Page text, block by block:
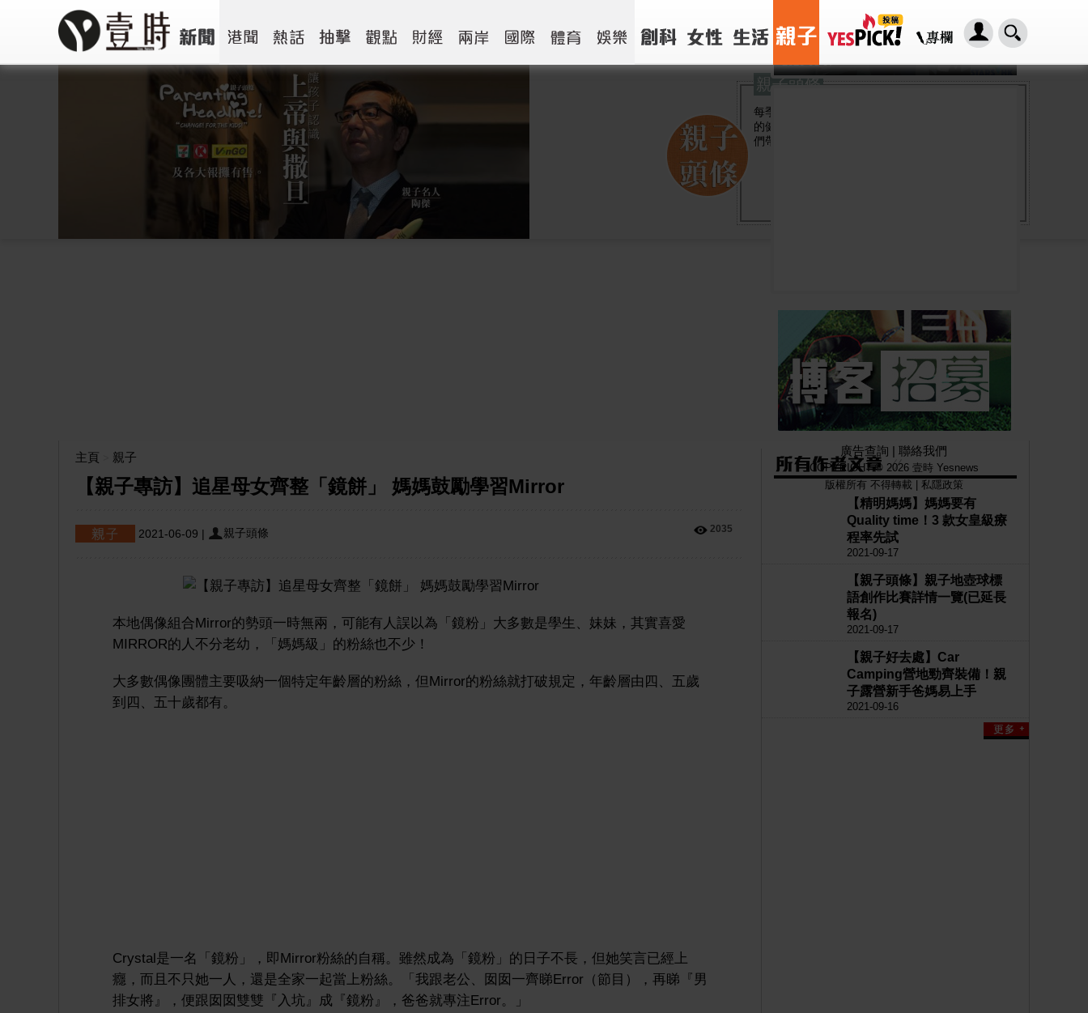
親子頭條
每季我們都會找來專業醫療顧問，解答兒童及家長
的健康問題，並與多間社區組織緊密聯繫，為家長
們帶來全方位的育兒支援。
主頁 親子
【親子專訪】追星母女齊整「鏡餅」 媽媽鼓勵學習Mirror
2021-06-09 | 親子頭條 2035
本地偶像組合Mirror的勢頭一時無兩，可能有人誤以為「鏡粉」大多數是學生、妹妹，其實喜愛
MIRROR的人不分老幼，「媽媽級」的粉絲也不少！
大多數偶像團體主要吸納一個特定年齡層的粉絲，但Mirror的粉絲就打破規定，年齡層由四、五歲
到四、五十歲都有。
Crystal是一名「鏡粉」，即Mirror粉絲的自稱。雖然成為「鏡粉」的日子不長，但她笑言已經上
癮，而且不只她一人，還是全家一起當上粉絲。「我跟老公、囡囡一齊睇Error（節目），再睇『男
排女將』，便跟囡囡雙雙『入坑』成『鏡粉』，爸爸就專注Error。」
【精明媽媽】媽媽要有
Quality time！3 款女皇級療
程率先試
2021-09-17
【親子頭條】親子地壺球標
語創作比賽詳情一覽(已延長
報名)
2021-09-17
【親子好去處】Car
Camping營地勁齊裝備！親
子露營新手爸媽易上手
2021-09-16
「HER2基因突變肺癌患者：新一代口服標靶藥帶來希望」， 促請政府加快納入藥物名冊，助患者及早受惠
2026-08-07
廣告查詢 | 聯絡我們
COPYRIGHT © 2026 壹時 Yesnews
版權所有 不得轉載 | 私隱政策